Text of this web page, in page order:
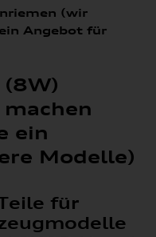
(wir
Angebot für
ein
Modelle)
für